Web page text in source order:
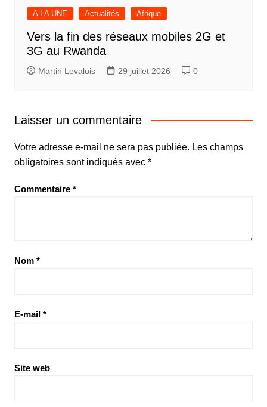
A LA UNE Actualités Afrique
Vers la fin des réseaux mobiles 2G et
3G au Rwanda
Martin Levalois 29 juillet 2026 0
Laisser un commentaire
Votre adresse e-mail ne sera pas publiée. Les champs
obligatoires sont indiqués avec *
Commentaire *
Nom *
E-mail *
Site web